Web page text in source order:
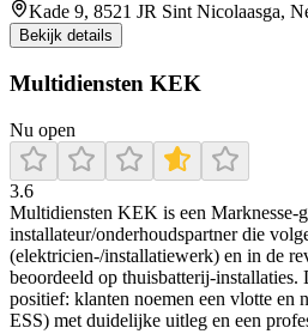
Kade 9, 8521 JR Sint Nicolaasga,
Bekijk details
Multidiensten KEK
Nu open
3.6
Multidiensten KEK is een Marknesse-
installateur/onderhoudspartner die
(elektricien-/installatiewerk) en in de
beoordeeld op thuisbatterij-installaties.
positief: klanten noemen een vlotte en
ESS) met duidelijke uitleg en een